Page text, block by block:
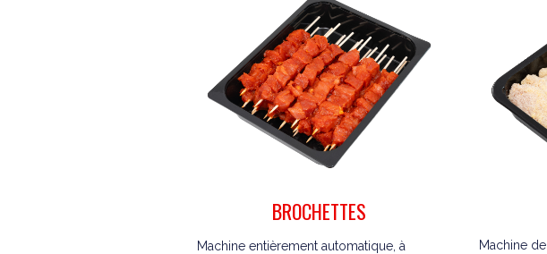
BROCHETTES
Machine entièrement automatique, à
Machine